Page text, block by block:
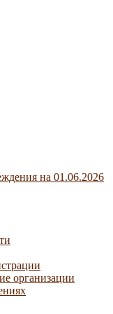
на 01.06.2026
организации